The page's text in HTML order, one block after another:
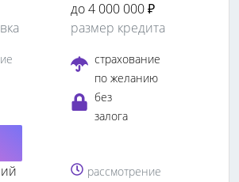
до 4 000 000 ₽
размер кредита
страхование
по желанию
без
залога
рассмотрение